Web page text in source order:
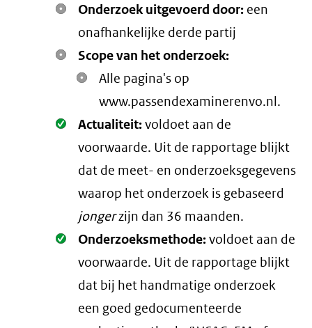
Onderzoek uitgevoerd door: een
onafhankelijke derde partij
Scope van het onderzoek:
Alle pagina's op
www.passendexaminerenvo.nl.
Oké.
Actualiteit:voldoet aan de
voorwaarde. Uit de rapportage blijkt
dat de meet- en onderzoeksgegevens
waarop het onderzoek is gebaseerd
jongerzijn dan 36 maanden.
Oké.
Onderzoeksmethode:voldoet aan de
voorwaarde. Uit de rapportage blijkt
dat bij het handmatige onderzoek
een goed gedocumenteerde